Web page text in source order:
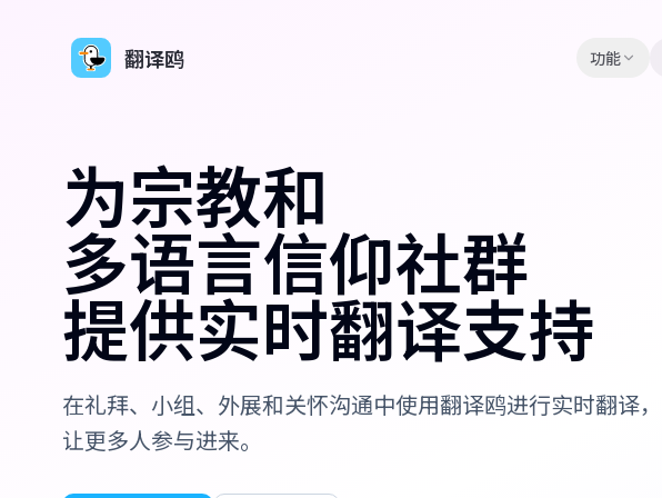
翻译鸥 功能
为宗教和
多语言信仰社群
提供实时翻译支持
在礼拜、小组、外展和关怀沟通中使用翻译鸥进行实时翻译，
让更多人参与进来。